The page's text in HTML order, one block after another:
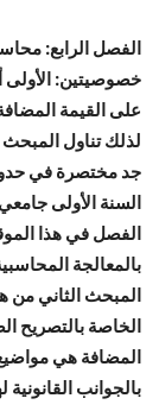
الفصل الرابع:
خصوصيتين: الأولى
على القيمة
لذلك تناول
جد مختصرة في حدود
السنة الأولى
الفصل في هذا
بالمعالجة
المبحث الثاني من
الخاصة بالتصريح
المضافة هي
بالجوانب القانونية